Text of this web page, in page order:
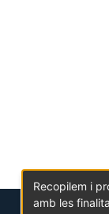
Recopilem i
amb les